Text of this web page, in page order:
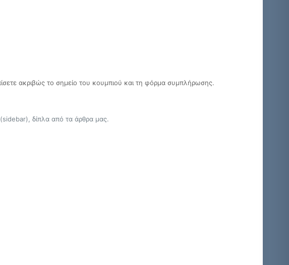
ακριβώς το σημείο του κουμπιού και τη φόρμα συμπλήρωσης.
δίπλα από τα άρθρα μας.